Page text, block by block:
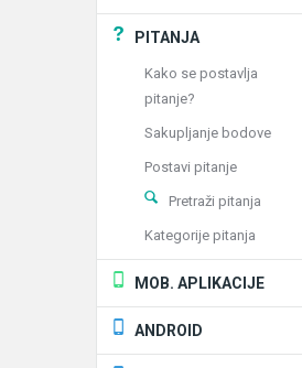
PITANJA
Kako se postavlja
pitanje?
Sakupljanje bodove
Postavi pitanje
Pretraži pitanja
Kategorije pitanja
MOB. APLIKACIJE
ANDROID